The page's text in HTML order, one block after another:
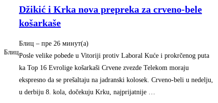
Блиц
Džikić i Krka nova prepreka za crveno-bele
košarkaše
Блиц – ‎пре 26 минут(а)‎
Posle velike pobede u Vitoriji protiv Laboral Kuće i prokrčenog puta
ka Top 16 Evrolige košarkaši Crvene zvezde Telekom moraju
ekspresno da se prešaltaju na jadranski kolosek. Crveno-beli u nedelju,
u derbiju 8. kola, dočekuju Krku, najprijatnije …